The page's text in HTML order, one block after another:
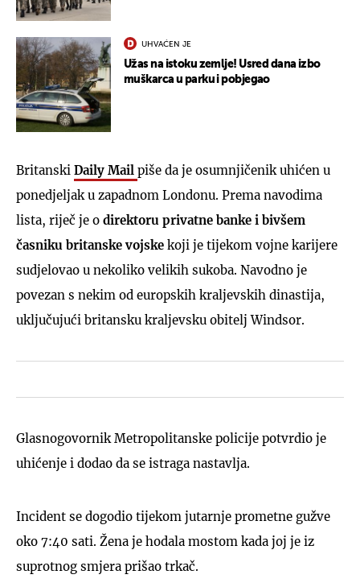
UHVAĆEN JE
Užas na istoku zemlje! Usred dana izbo
muškarca u parku i pobjegao
Britanski Daily Mail piše da je osumnjičenik uhićen u
ponedjeljak u zapadnom Londonu. Prema navodima
lista, riječ je o direktoru privatne banke i bivšem
časniku britanske vojske koji je tijekom vojne karijere
sudjelovao u nekoliko velikih sukoba. Navodno je
povezan s nekim od europskih kraljevskih dinastija,
uključujući britansku kraljevsku obitelj Windsor.
Glasnogovornik Metropolitanske policije potvrdio je
uhićenje i dodao da se istraga nastavlja.
Incident se dogodio tijekom jutarnje prometne gužve
oko 7:40 sati. Žena je hodala mostom kada joj je iz
suprotnog smjera prišao trkač.